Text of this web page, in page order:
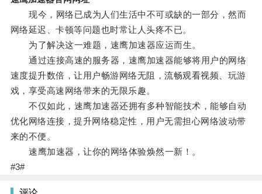
现今，网络已成为人们生活中不可或缺的一部分，然而
网络延迟、卡顿等问题也时常让人头疼不已。
为了解决这一难题，速鹰加速器应运而生。
通过连接高速的服务器，速鹰加速器能够将用户的网络
速度提升数倍，让用户畅游网络无阻，流畅观看视频、玩游
戏，享受高速网络带来的无限乐趣。
不仅如此，速鹰加速器还拥有多种智能技术，能够自动
优化网络连接，提升网络稳定性，用户无需担心网络波动带
来的不便。
速鹰加速器，让你的网络体验焕然一新！。
#3#